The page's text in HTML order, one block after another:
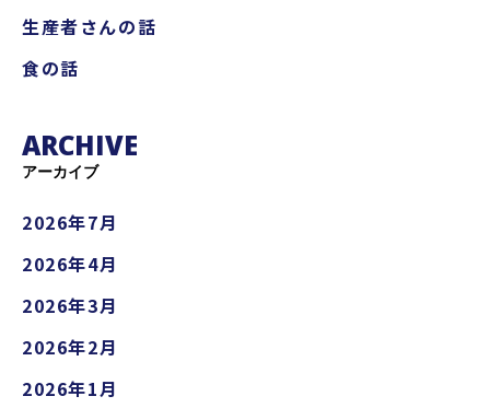
生産者さんの話
食の話
ARCHIVE
アーカイブ
2026年7月
2026年4月
2026年3月
2026年2月
2026年1月